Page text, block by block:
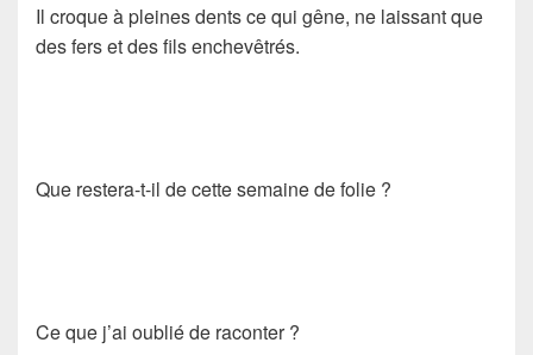
Il croque à pleines dents ce qui gêne, ne laissant que
des fers et des fils enchevêtrés.
Que restera-t-il de cette semaine de folie ?
Ce que j’ai oublié de raconter ?